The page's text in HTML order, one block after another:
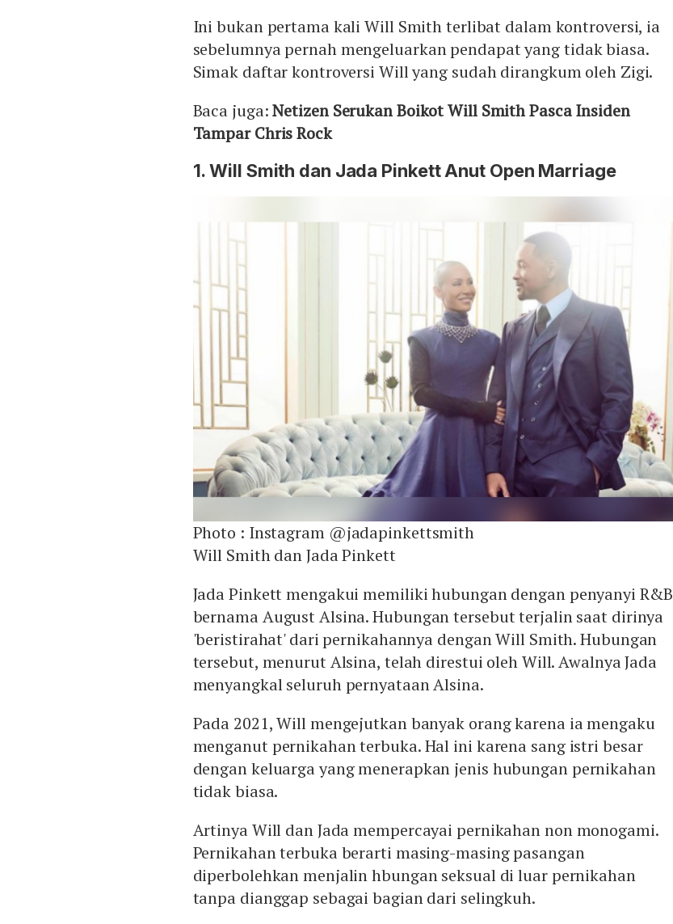
Ini bukan pertama kali Will Smith terlibat dalam kontroversi, ia
sebelumnya pernah mengeluarkan pendapat yang tidak biasa.
Simak daftar kontroversi Will yang sudah dirangkum oleh Zigi.
Baca juga:Netizen Serukan Boikot Will Smith Pasca Insiden
Tampar Chris Rock
1. Will Smith dan Jada Pinkett Anut Open Marriage
Photo : Instagram @jadapinkettsmith
Will Smith dan Jada Pinkett
Jada Pinkett mengakui memiliki hubungan dengan penyanyi R&B
bernama August Alsina. Hubungan tersebut terjalin saat dirinya
'beristirahat' dari pernikahannya dengan Will Smith. Hubungan
tersebut, menurut Alsina, telah direstui oleh Will. Awalnya Jada
menyangkal seluruh pernyataan Alsina.
Pada 2021, Will mengejutkan banyak orang karena ia mengaku
menganut pernikahan terbuka. Hal ini karena sang istri besar
dengan keluarga yang menerapkan jenis hubungan pernikahan
tidak biasa.
Artinya Will dan Jada mempercayai pernikahan non monogami.
Pernikahan terbuka berarti masing-masing pasangan
diperbolehkan menjalin hbungan seksual di luar pernikahan
tanpa dianggap sebagai bagian dari selingkuh.